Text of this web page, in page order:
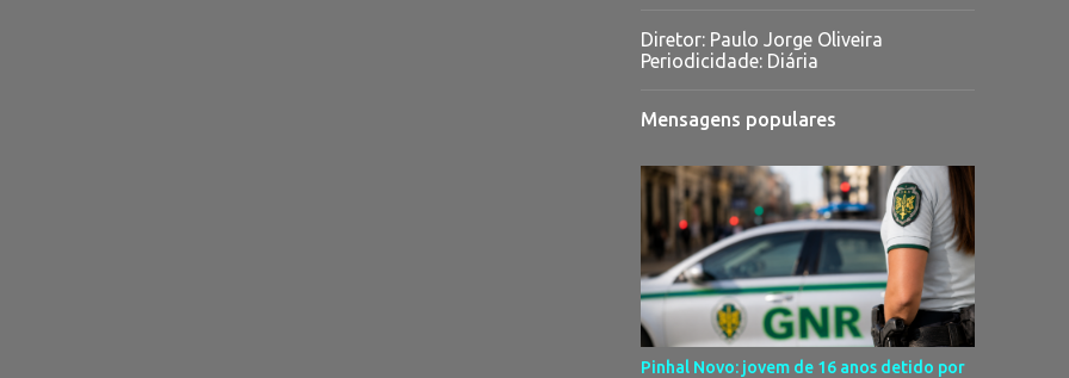
Diretor: Paulo Jorge Oliveira
Periodicidade: Diária
Mensagens populares
Pinhal Novo: jovem de 16 anos detido por